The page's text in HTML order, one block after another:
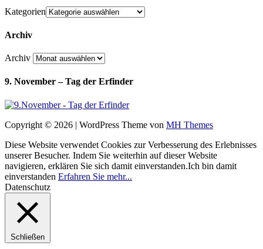
Kategorien
Archiv
Archiv
9. November – Tag der Erfinder
Copyright © 2026 | WordPress Theme von MH Themes
Diese Website verwendet Cookies zur Verbesserung des Erlebnisses
unserer Besucher. Indem Sie weiterhin auf dieser Website
navigieren, erklären Sie sich damit einverstanden.Ich bin damit
einverstanden Erfahren Sie mehr...
Datenschutz
Schließen